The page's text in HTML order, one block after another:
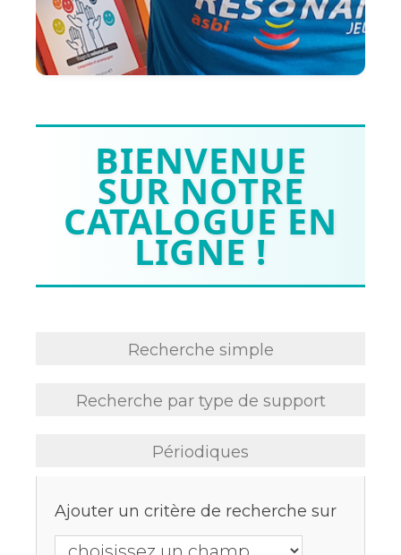
BIENVENUE
SUR NOTRE
CATALOGUE EN
LIGNE !
Recherche simple
Recherche par type de support
Périodiques
Ajouter un critère de recherche sur